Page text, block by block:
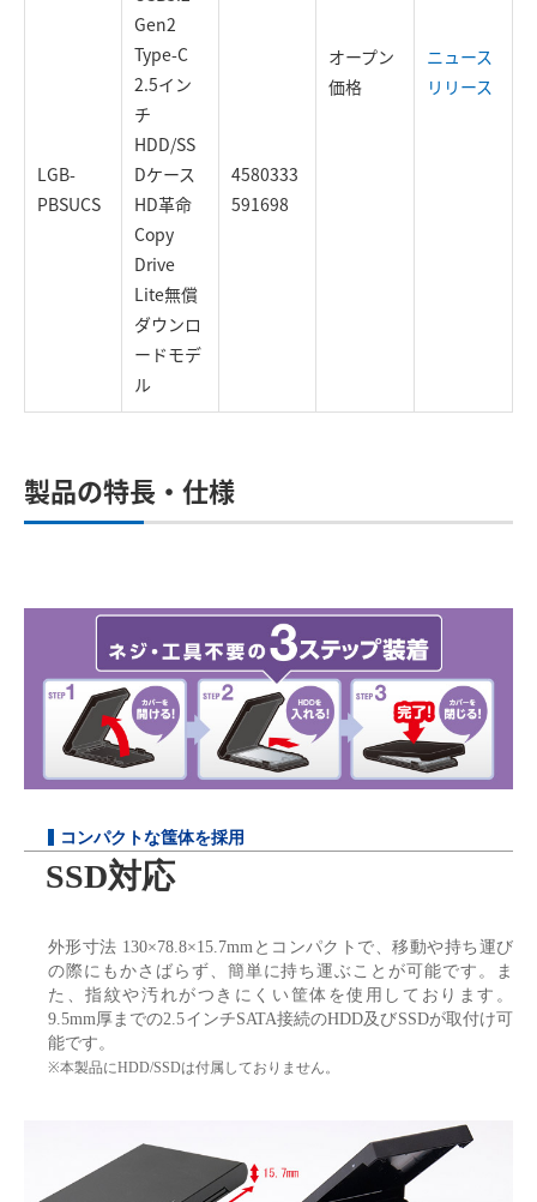
オープン
価格
ニュース
リリース
LGB-
PBSUCS
Gen2
Type-C
2.5イン
チ
HDD/SS
Dケース
HD革命
Copy
Drive
Lite無償
ダウンロ
ードモデ
ル
4580333
591698
製品の特長・仕様
コンパクトな筺体を採用
SSD対応
外形寸法 130×78.8×15.7mmとコンパクトで、移動や持ち運び
の際にもかさばらず、簡単に持ち運ぶことが可能です。ま
た、指紋や汚れがつきにくい筐体を使用しております。
9.5mm厚までの2.5インチSATA接続のHDD及びSSDが取付け可
能です。
※本製品にHDD/SSDは付属しておりません。